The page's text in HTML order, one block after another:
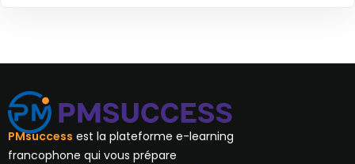
PMsuccess est la plateforme e-learning
francophone qui vous prépare